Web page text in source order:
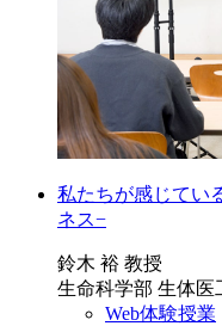
私たちが感じてい
ネス−
鈴木 裕 教授
生命科学部 生体医
Web体験授業